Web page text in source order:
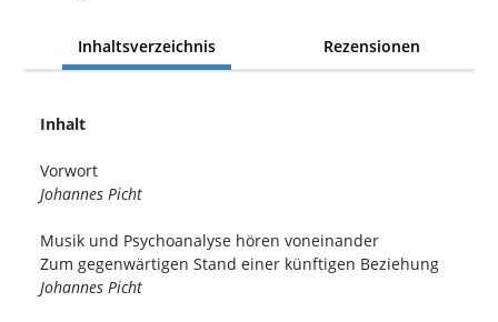
Inhaltsverzeichnis Rezensionen
Inhalt
Vorwort
Johannes Picht
Musik und Psychoanalyse hören voneinander
Zum gegenwärtigen Stand einer künftigen Beziehung
Johannes Picht